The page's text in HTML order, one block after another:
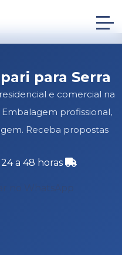
para Serra
e comercial na
Embalagem profissional,
Receba propostas
a 48 horas
no WhatsApp